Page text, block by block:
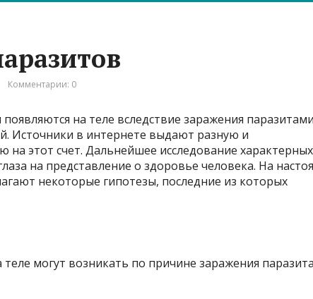
Комментарии: 0
на теле вследствие заражения
Источники в интернете выдают разную и
этот счет. Дальнейшее исследование характерных
на представление о здоровье человека. На
некоторые гипотезы, последние из которых
могут возникать по причине заражения